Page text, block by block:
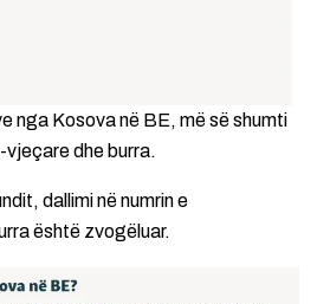
nga Kosova në BE, më së shumti
vjeçare dhe burra.
dallimi në numrin e
është zvogëluar.